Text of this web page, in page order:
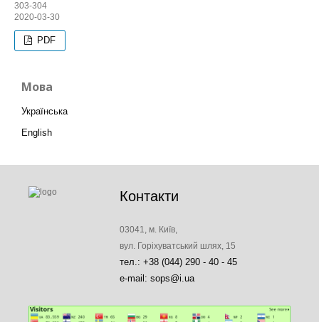
303-304
2020-03-30
PDF
Мова
Українська
English
Контакти
03041, м. Київ,
вул. Горіхуватський шлях, 15
тел.: +38 (044) 290 - 40 - 45
e-mail: sops@i.ua